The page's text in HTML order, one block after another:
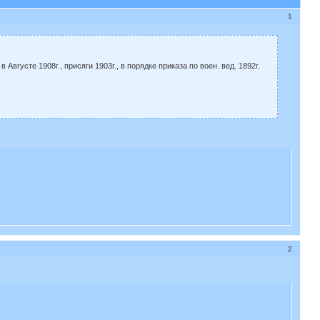
1
1908г., присяги 1903г., в порядке приказа по воен. вед. 1892г.
2